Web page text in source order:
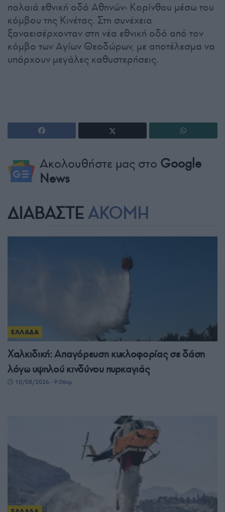
παλαιά εθνική οδό Αθηνών- Κορίνθου μέσω του
κόμβου της Κινέτας. Στη συνέχεια
ξαναεισέρχονταν στη νέα εθνική οδό από τον
κόμβο των Αγίων Θεοδώρων, με αποτέλεσμα να
υπάρχουν μεγάλες καθυστερήσεις.
Ακολουθήστε μας στο Google
News
ΔΙΑΒΑΣΤΕ ΑΚΟΜΗ
ΕΛΛΑΔΑ
Χαλκιδική: Απαγόρευση κυκλοφορίας σε δάση
λόγω υψηλού κινδύνου πυρκαγιάς
10/08/2026 - 9:06πμ